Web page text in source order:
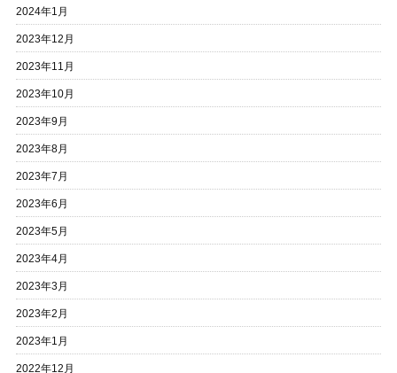
2024年1月
2023年12月
2023年11月
2023年10月
2023年9月
2023年8月
2023年7月
2023年6月
2023年5月
2023年4月
2023年3月
2023年2月
2023年1月
2022年12月